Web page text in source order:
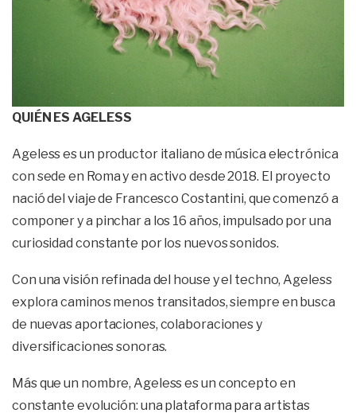
QUIÉN ES AGELESS
Ageless es un productor italiano de música electrónica
con sede en Roma y en activo desde 2018. El proyecto
nació del viaje de Francesco Costantini, que comenzó a
componer y a pinchar a los 16 años, impulsado por una
curiosidad constante por los nuevos sonidos.
Con una visión refinada del house y el techno, Ageless
explora caminos menos transitados, siempre en busca
de nuevas aportaciones, colaboraciones y
diversificaciones sonoras.
Más que un nombre, Ageless es un concepto en
constante evolución: una plataforma para artistas